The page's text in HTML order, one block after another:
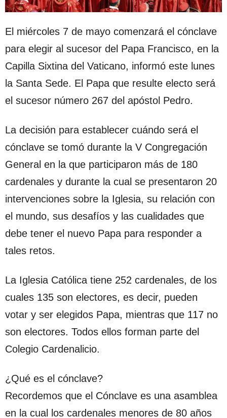
El miércoles 7 de mayo comenzará el cónclave
para elegir al sucesor del Papa Francisco, en la
Capilla Sixtina del Vaticano, informó este lunes
la Santa Sede. El Papa que resulte electo será
el sucesor número 267 del apóstol Pedro.
La decisión para establecer cuándo será el
cónclave se tomó durante la V Congregación
General en la que participaron más de 180
cardenales y durante la cual se presentaron 20
intervenciones sobre la Iglesia, su relación con
el mundo, sus desafíos y las cualidades que
debe tener el nuevo Papa para responder a
tales retos.
La Iglesia Católica tiene 252 cardenales, de los
cuales 135 son electores, es decir, pueden
votar y ser elegidos Papa, mientras que 117 no
son electores. Todos ellos forman parte del
Colegio Cardenalicio.
¿Qué es el cónclave?
Recordemos que el Cónclave es una asamblea
en la cual los cardenales menores de 80 años